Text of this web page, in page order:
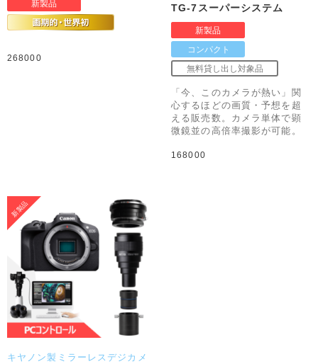
268000
TG-7スーパーシステム
「今、このカメラが熱い」関
心するほどの画質・予想を超
える販売数。カメラ単体で顕
微鏡並の高倍率撮影が可能。
168000
キヤノン製ミラーレスデジカメ